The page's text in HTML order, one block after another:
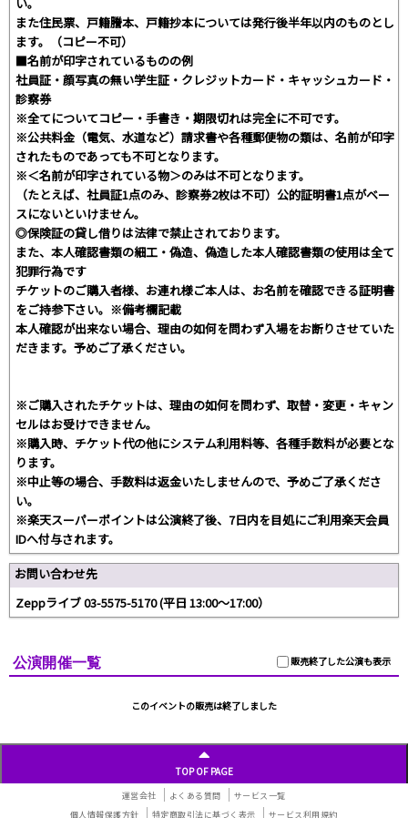
また住⺠票、⼾籍謄本、⼾籍抄本については発⾏後半年以内のものとし
ます。（コピー不可）
■名前が印字されているものの例
社員証・顔写真の無い学⽣証・クレジットカード・キャッシュカード・
診察券
※全てについてコピー・⼿書き・期限切れは完全に不可です。
※公共料⾦（電気、⽔道など）請求書や各種郵便物の類は、名前が印字
されたものであっても不可となります。
※＜名前が印字されている物＞のみは不可となります。
（たとえば、社員証1点のみ、診察券2枚は不可）公的証明書1点がベー
スにないといけません。
◎保険証の貸し借りは法律で禁⽌されております。
また、本⼈確認書類の細⼯・偽造、偽造した本⼈確認書類の使⽤は全て
犯罪⾏為です
チケットのご購⼊者様、お連れ様ご本⼈は、お名前を確認できる証明書
をご持参下さい。※備考欄記載
本⼈確認が出来ない場合、理由の如何を問わず⼊場をお断りさせていた
だきます。予めご了承ください。
※ご購入されたチケットは、理由の如何を問わず、取替・変更・キャン
セルはお受けできません。
※購入時、チケット代の他にシステム利用料等、各種手数料が必要とな
ります。
※中止等の場合、手数料は返金いたしませんので、予めご了承くださ
い。
※楽天スーパーポイントは公演終了後、7日内を目処にご利用楽天会員
IDへ付与されます。
お問い合わせ先
Zeppライブ 03-5575-5170 (平⽇ 13:00〜17:00）
販売終了した公演も表示
公演開催一覧
このイベントの販売は終了しました
TOP OF PAGE
運営会社 よくある質問
サービス一覧
個人情報保護方針
特定商取引法に基づく表示 サービス利用規約